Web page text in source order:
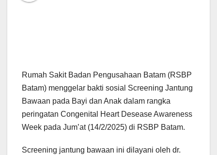
Rumah Sakit Badan Pengusahaan Batam (RSBP
Batam) menggelar bakti sosial Screening Jantung
Bawaan pada Bayi dan Anak dalam rangka
peringatan Congenital Heart Desease Awareness
Week pada Jum’at (14/2/2025) di RSBP Batam.
Screening jantung bawaan ini dilayani oleh dr.